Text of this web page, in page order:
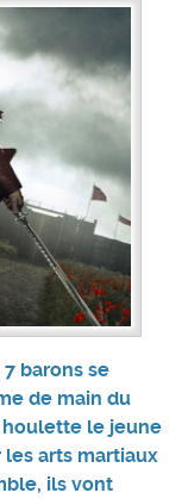
barons se
de main du
houlette le jeune
arts martiaux
ils vont